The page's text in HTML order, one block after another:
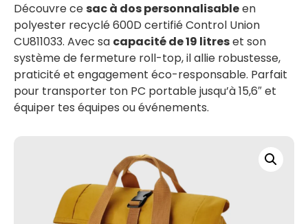
Découvre cesac à dos personnalisableen
polyester recyclé 600D certifié Control Union
CU811033. Avec sa capacité de 19 litreset son
système de fermeture roll-top, il allie robustesse,
praticité et engagement éco-responsable. Parfait
pour transporter ton PC portable jusqu’à 15,6″ et
équiper tes équipes ou événements.